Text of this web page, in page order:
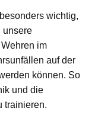
wichtig,
unsere
im
auf der
können. So
und die
trainieren.